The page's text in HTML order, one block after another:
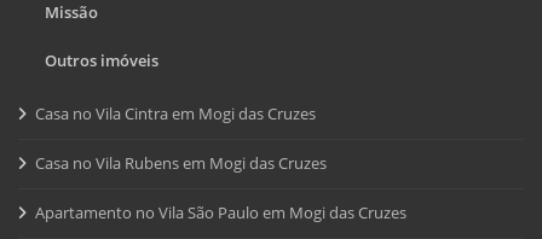
Missão
Outros imóveis
Casa no Vila Cintra em Mogi das Cruzes
Casa no Vila Rubens em Mogi das Cruzes
Apartamento no Vila São Paulo em Mogi das Cruzes